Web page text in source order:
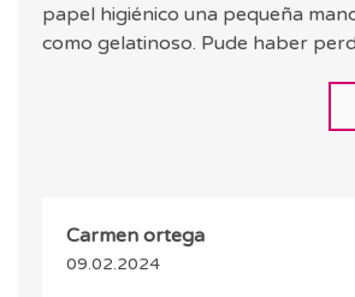
papel higiénico una pequeña
como gelatinoso. Pude haber
Carmen ortega
09.02.2024